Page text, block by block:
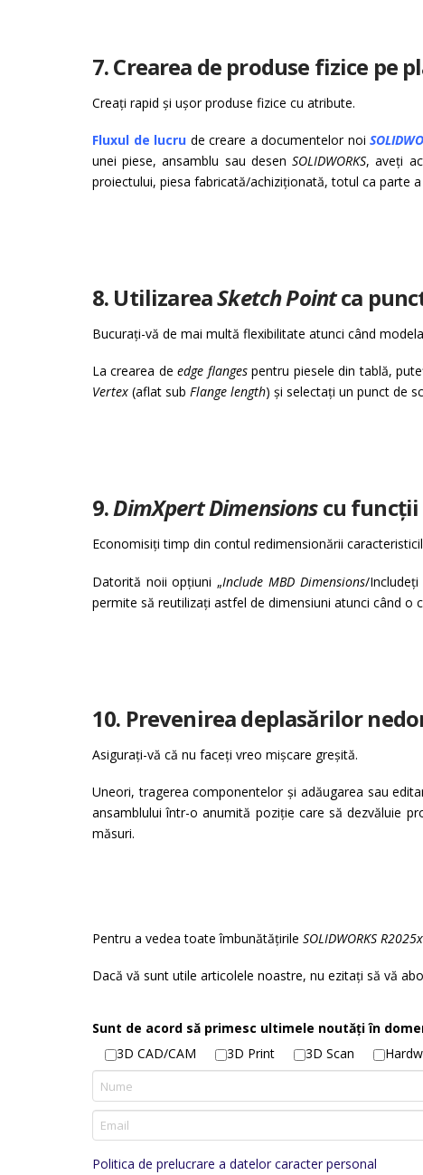
7. Crearea de produse fizice pe
Creați rapid și ușor produse fizice cu atribute.
Fluxul de lucru de creare a documentelor noi
unei piese, ansamblu sau desenSOLIDWORKS, aveți
proiectului, piesa fabricată/achiziționată, totul ca parte
8. UtilizareaSketch Pointca
Bucurați-vă de mai multă flexibilitate atunci când
La crearea deedge flangespentru piesele din tablă,
Vertex (aflat sub Flange length) și selectați un punct de
9.DimXpert Dimensionscu funcții
Economisiți timp din contul redimensionării
Datorită noii opțiuni „Include MBD Dimensions/Includeți
permite să reutilizați astfel de dimensiuni atunci când
10. Prevenirea deplasărilor
Asigurați-vă că nu faceți vreo mișcare greșită.
Uneori, tragerea componentelor și adăugarea sau
ansamblului într-o anumită poziție care să dezvăluie
măsuri.
Pentru a vedea toate îmbunătățirile SOLIDWORKS
Dacă vă sunt utile articolele noastre, nu ezitați să vă
Sunt de acord să primesc ultimele noutăți în
3D CAD/CAM
3D Print 3D Scan
Politica de prelucrare a datelor caracter personal